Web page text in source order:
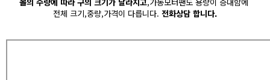
전체 크기,중량,가격이 다릅니다. 전화상담 합니다.